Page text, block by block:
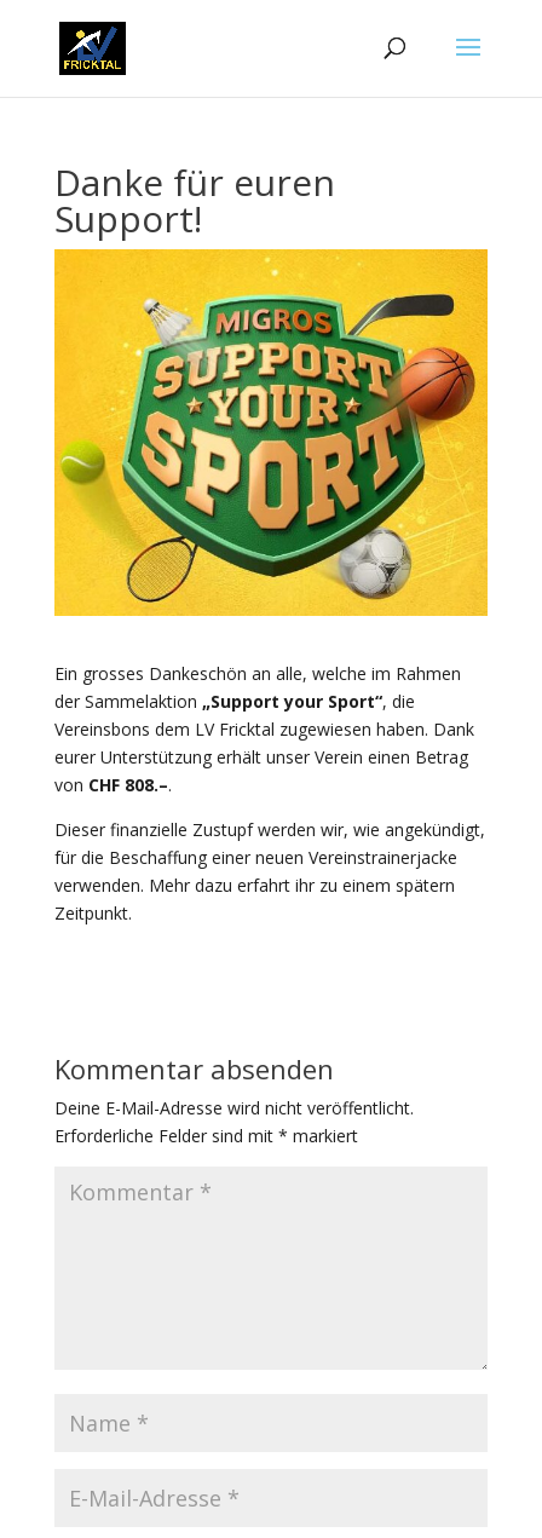
Danke für euren
Support!
Ein grosses Dankeschön an alle, welche im Rahmen
der Sammelaktion „Support your Sport“, die
Vereinsbons dem LV Fricktal zugewiesen haben. Dank
eurer Unterstützung erhält unser Verein einen Betrag
von CHF 808.–.
Dieser finanzielle Zustupf werden wir, wie angekündigt,
für die Beschaffung einer neuen Vereinstrainerjacke
verwenden. Mehr dazu erfahrt ihr zu einem spätern
Zeitpunkt.
Kommentar absenden
Deine E-Mail-Adresse wird nicht veröffentlicht.
Erforderliche Felder sind mit * markiert